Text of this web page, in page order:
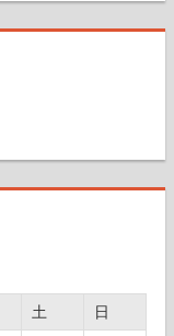
土
日